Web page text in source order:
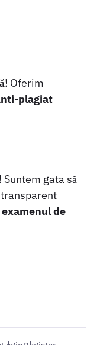
! Oferim
plagiat
Suntem gata să
examenul de